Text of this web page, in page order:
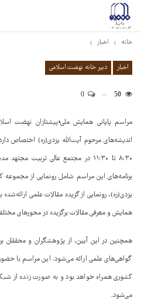
خانه اخبار
اخبار دبیر خانه نهضت اسلامی
50
مراسم پایانی همایش ملی«پیشتازان نهضت
۸:۳۰ تا ۱۱:۳۰ در مجتمع عالی تربیت
برنامه‌های این مراسم شامل رونمایی از مجموعه
یزدی(ره)، رونمایی از گزیده مقالات علمی ارائه‌شده
همایش و معرفی مقالات برگزیده در محورهای
همچنین در این آیین، از پژوهشگران و محققان
گواهی‌های علمی ارائه می‌شود. این مراسم با
کشوری همراه خواهد بود و به صورت زنده از
می‌شود.